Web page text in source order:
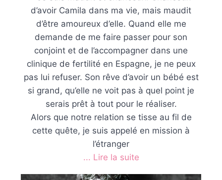
d’avoir Camila dans ma vie, mais maudit
d’être amoureux d’elle. Quand elle me
demande de me faire passer pour son
conjoint et de l’accompagner dans une
clinique de fertilité en Espagne, je ne peux
pas lui refuser. Son rêve d’avoir un bébé est
si grand, qu’elle ne voit pas à quel point je
serais prêt à tout pour le réaliser.
Alors que notre relation se tisse au fil de
cette quête, je suis appelé en mission à
l’étranger
... Lire la suite